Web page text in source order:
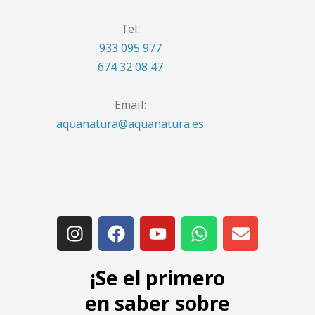
Tel:
933 095 977
674 32 08 47
Email:
aquanatura@aquanatura.es
¡Se el primero
en saber sobre